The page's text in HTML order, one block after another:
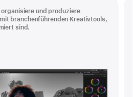
und produziere
branchenführenden Kreativtools,
sind.